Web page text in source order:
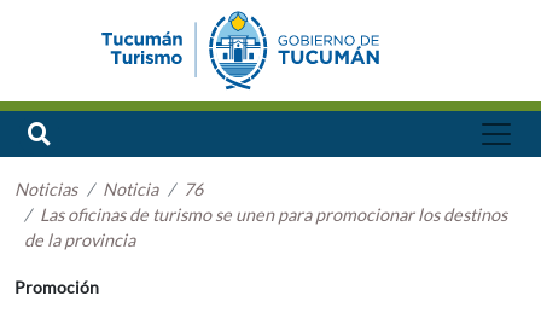
Noticias Noticia
76
Las oficinas de turismo se unen para promocionar los destinos
de la provincia
Promoción